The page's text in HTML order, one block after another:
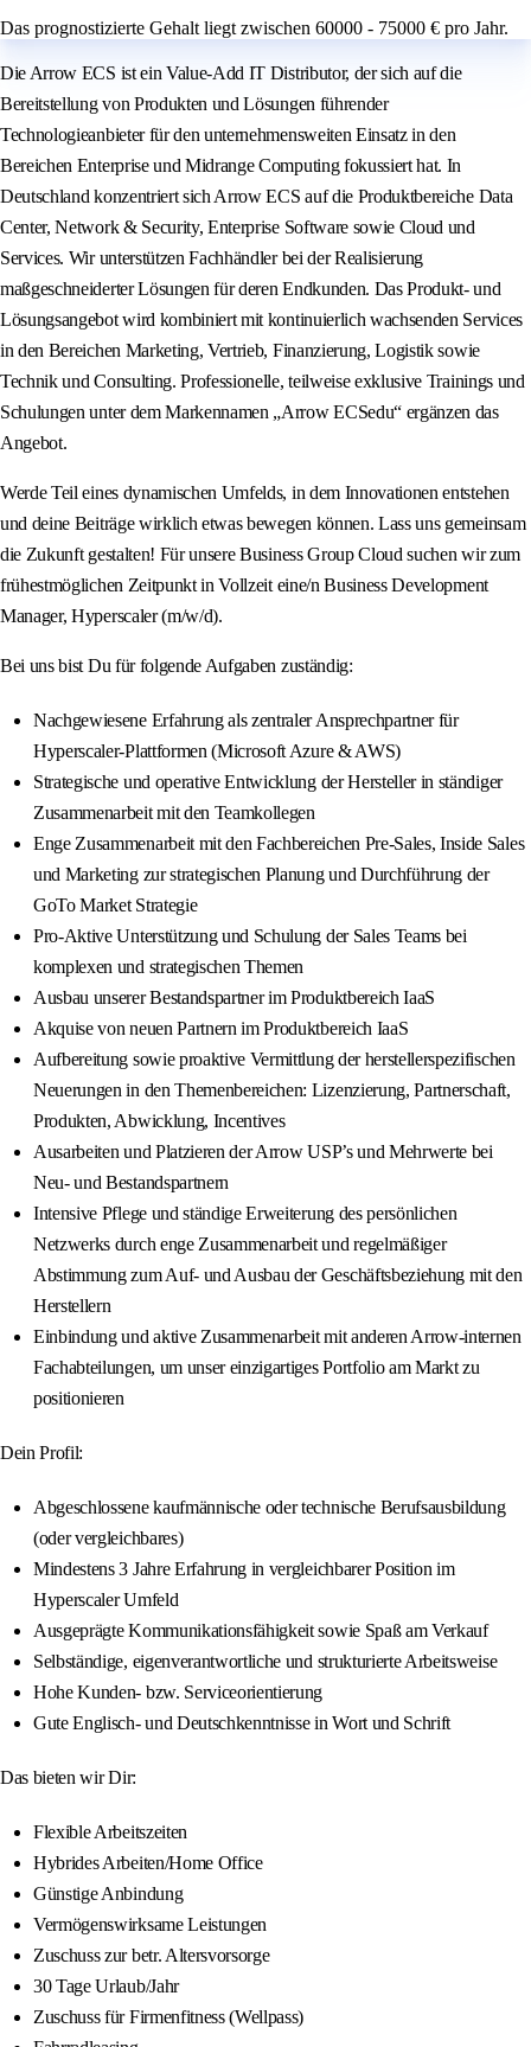
Das prognostizierte Gehalt liegt zwischen 60000 - 75000 € pro Jahr.
Die Arrow ECS ist ein Value-Add IT Distributor, der sich auf die
Bereitstellung von Produkten und Lösungen führender
Technologieanbieter für den unternehmensweiten Einsatz in den
Bereichen Enterprise und Midrange Computing fokussiert hat. In
Deutschland konzentriert sich Arrow ECS auf die Produktbereiche Data
Center, Network & Security, Enterprise Software sowie Cloud und
Services. Wir unterstützen Fachhändler bei der Realisierung
maßgeschneiderter Lösungen für deren Endkunden. Das Produkt- und
Lösungsangebot wird kombiniert mit kontinuierlich wachsenden Services
in den Bereichen Marketing, Vertrieb, Finanzierung, Logistik sowie
Technik und Consulting. Professionelle, teilweise exklusive Trainings und
Schulungen unter dem Markennamen „Arrow ECSedu“ ergänzen das
Angebot.
Werde Teil eines dynamischen Umfelds, in dem Innovationen entstehen
und deine Beiträge wirklich etwas bewegen können. Lass uns gemeinsam
die Zukunft gestalten! Für unsere Business Group Cloud suchen wir zum
frühestmöglichen Zeitpunkt in Vollzeit eine/n Business Development
Manager, Hyperscaler (m/w/d).
Bei uns bist Du für folgende Aufgaben zuständig:
Nachgewiesene Erfahrung als zentraler Ansprechpartner für
Hyperscaler-Plattformen (Microsoft Azure & AWS)
Strategische und operative Entwicklung der Hersteller in ständiger
Zusammenarbeit mit den Teamkollegen
Enge Zusammenarbeit mit den Fachbereichen Pre-Sales, Inside Sales
und Marketing zur strategischen Planung und Durchführung der
GoTo Market Strategie
Pro-Aktive Unterstützung und Schulung der Sales Teams bei
komplexen und strategischen Themen
Ausbau unserer Bestandspartner im Produktbereich IaaS
Akquise von neuen Partnern im Produktbereich IaaS
Aufbereitung sowie proaktive Vermittlung der herstellerspezifischen
Neuerungen in den Themenbereichen: Lizenzierung, Partnerschaft,
Produkten, Abwicklung, Incentives
Ausarbeiten und Platzieren der Arrow USP’s und Mehrwerte bei
Neu- und Bestandspartnern
Intensive Pflege und ständige Erweiterung des persönlichen
Netzwerks durch enge Zusammenarbeit und regelmäßiger
Abstimmung zum Auf- und Ausbau der Geschäftsbeziehung mit den
Herstellern
Einbindung und aktive Zusammenarbeit mit anderen Arrow-internen
Fachabteilungen, um unser einzigartiges Portfolio am Markt zu
positionieren
Dein Profil:
Abgeschlossene kaufmännische oder technische Berufsausbildung
(oder vergleichbares)
Mindestens 3 Jahre Erfahrung in vergleichbarer Position im
Hyperscaler Umfeld
Ausgeprägte Kommunikationsfähigkeit sowie Spaß am Verkauf
Selbständige, eigenverantwortliche und strukturierte Arbeitsweise
Hohe Kunden- bzw. Serviceorientierung
Gute Englisch- und Deutschkenntnisse in Wort und Schrift
Das bieten wir Dir:
Flexible Arbeitszeiten
Hybrides Arbeiten/Home Office
Günstige Anbindung
Vermögenswirksame Leistungen
Zuschuss zur betr. Altersvorsorge
30 Tage Urlaub/Jahr
Zuschuss für Firmenfitness (Wellpass)